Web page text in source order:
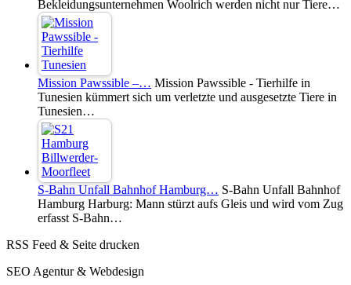
Bekleidungsunternehmen Woolrich werden nicht nur Tiere…
Mission Pawssible –… Mission Pawssible - Tierhilfe in
Tunesien kümmert sich um verletzte und ausgesetzte Tiere in
Tunesien…
S-Bahn Unfall Bahnhof Hamburg… S-Bahn Unfall Bahnhof
Hamburg Harburg: Mann stürzt aufs Gleis und wird vom Zug
erfasst S-Bahn…
RSS Feed & Seite drucken
SEO Agentur & Webdesign